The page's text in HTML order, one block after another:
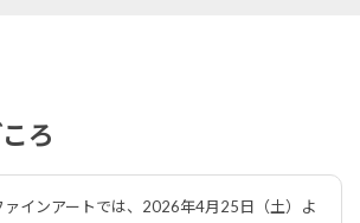
ろ
ァインアートでは、2026年4月25日（土）よ